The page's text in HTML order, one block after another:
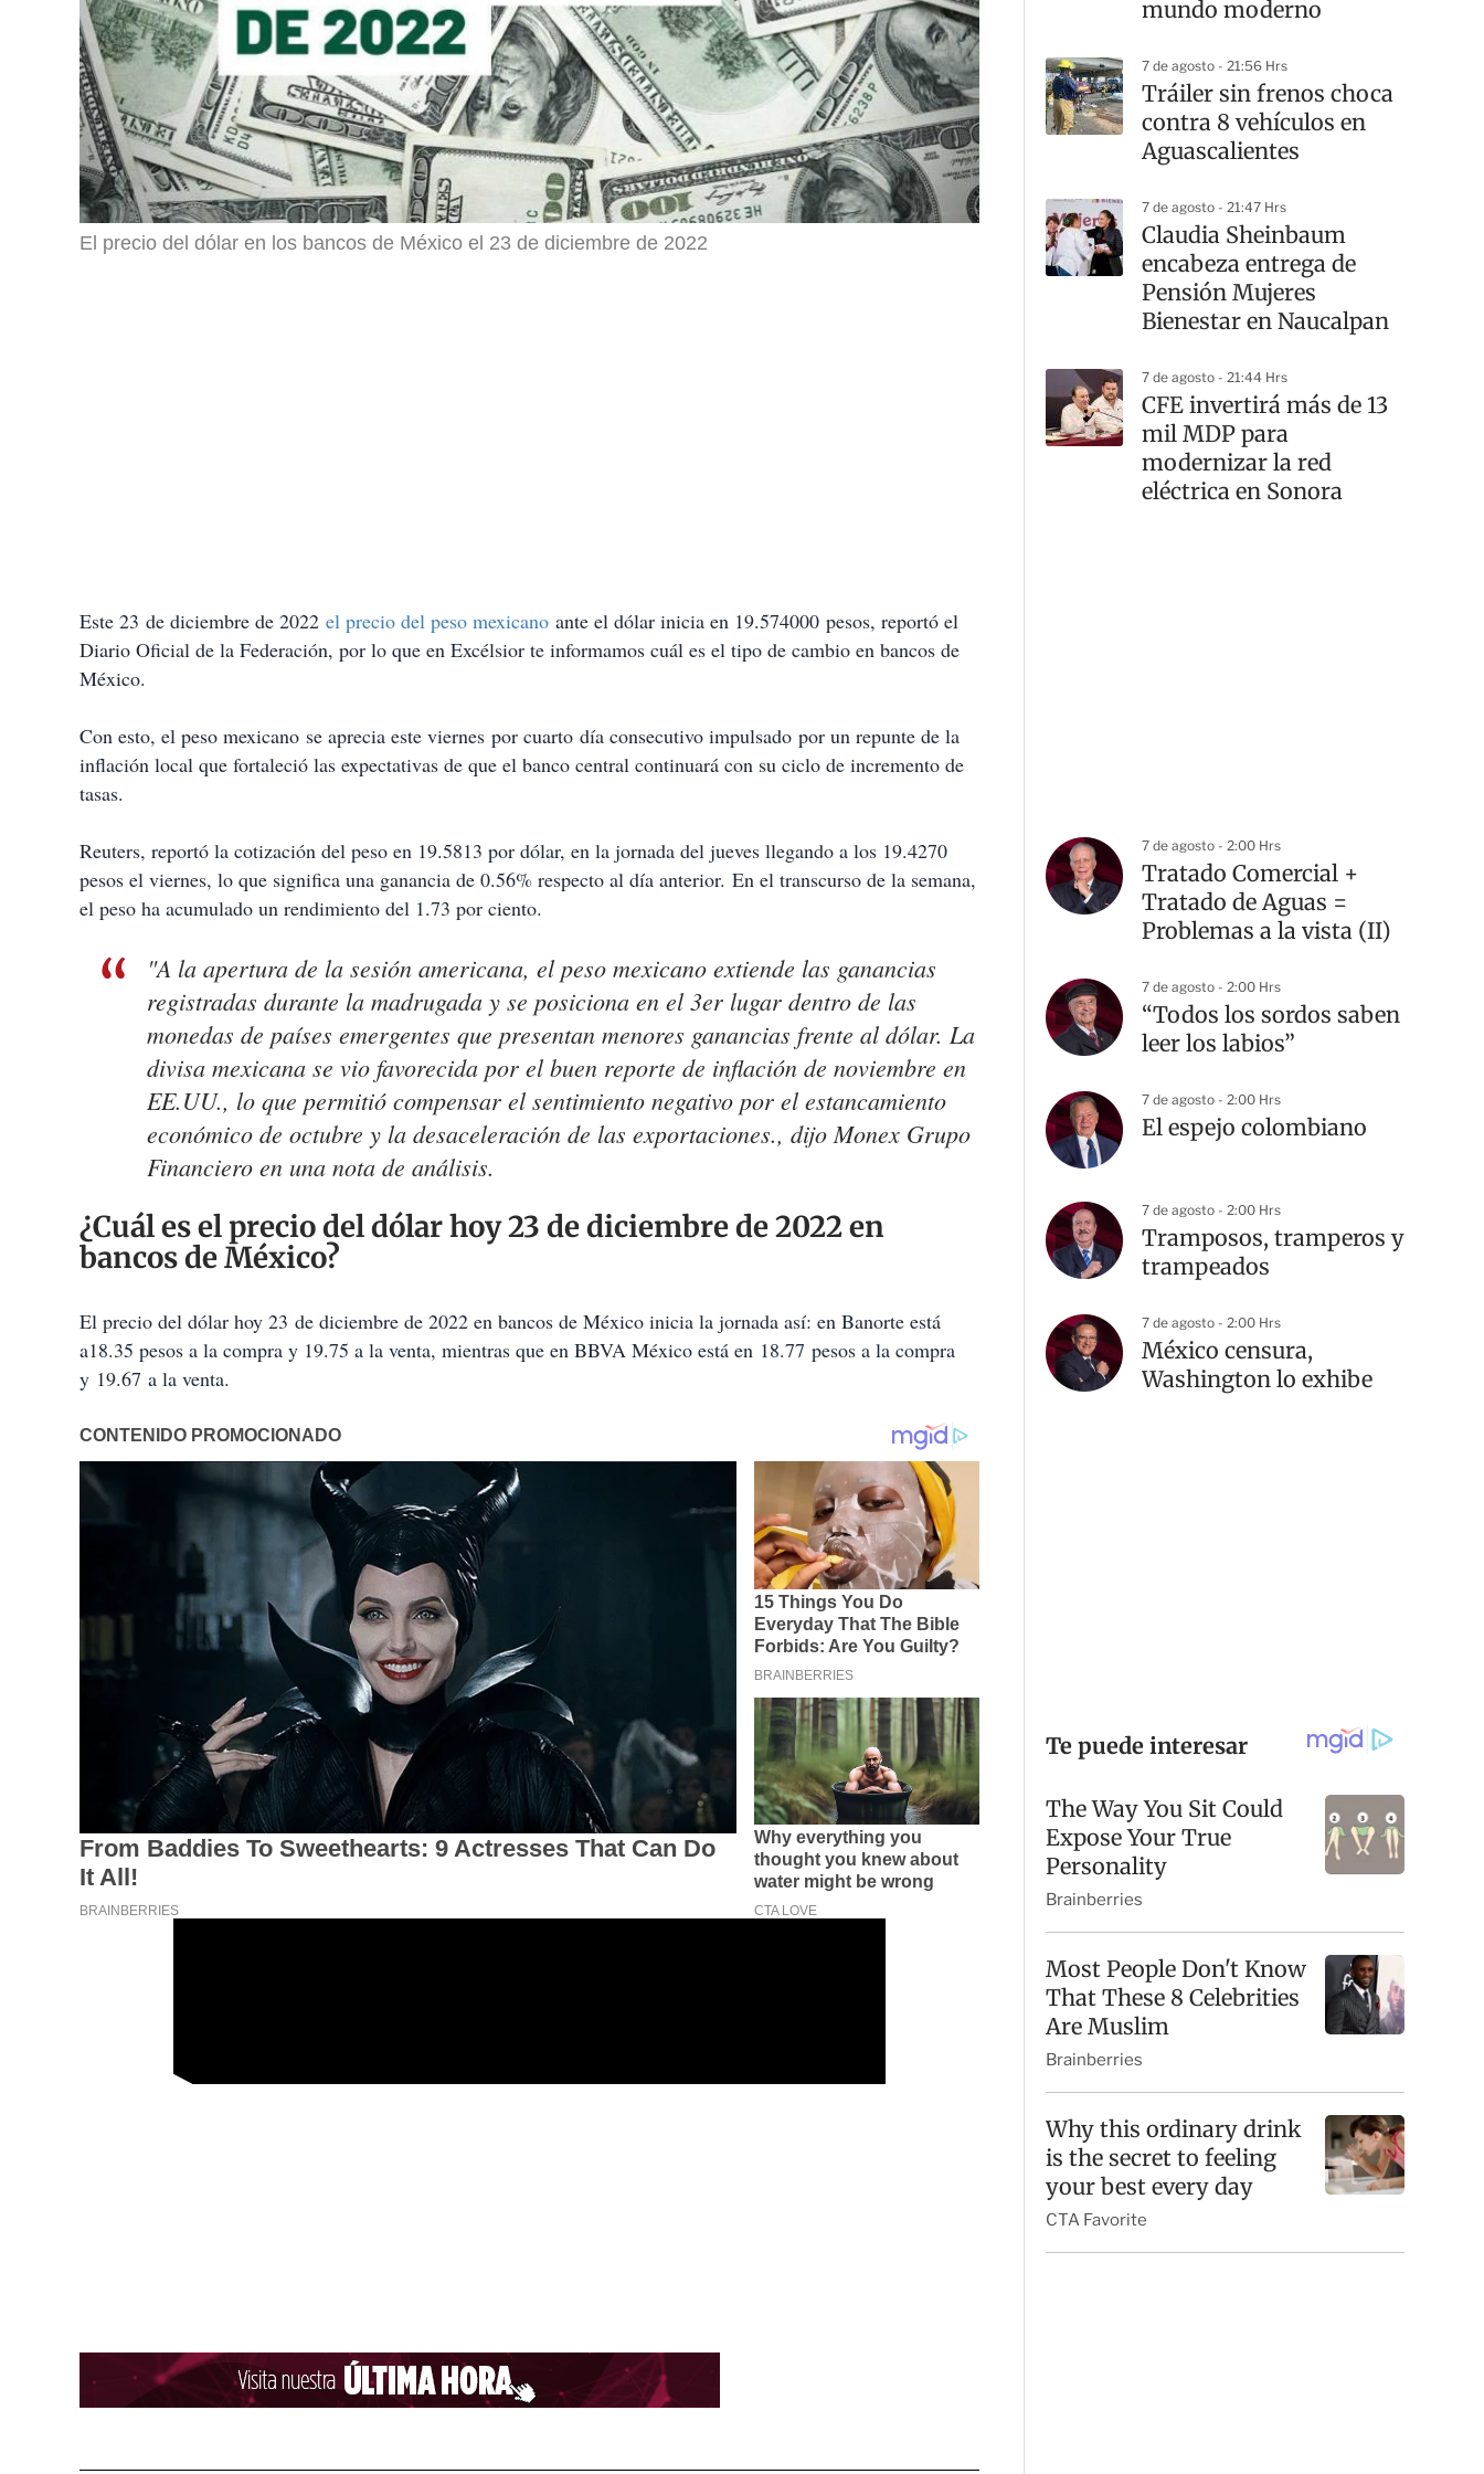
El precio del dólar en los bancos de México el 23 de diciembre de 2022
Este 23 de diciembre de 2022 el precio del peso mexicano ante el dólar inicia en 19.574000 pesos, reportó el
Diario Oficial de la Federación, por lo que en Excélsior te informamos cuál es el tipo de cambio en bancos de
México.
Con esto, el peso mexicano se aprecia este viernes por cuarto día consecutivo impulsado por un repunte de la
inflación local que fortaleció las expectativas de que el banco central continuará con su ciclo de incremento de
tasas.
Reuters, reportó la cotización del peso en 19.5813 por dólar, en la jornada del jueves llegando a los 19.4270
pesos el viernes, lo que significa una ganancia de 0.56% respecto al día anterior. En el transcurso de la semana,
el peso ha acumulado un rendimiento del 1.73 por ciento.
"A la apertura de la sesión americana, el peso mexicano extiende las ganancias
registradas durante la madrugada y se posiciona en el 3er lugar dentro de las
monedas de países emergentes que presentan menores ganancias frente al dólar. La
divisa mexicana se vio favorecida por el buen reporte de inflación de noviembre en
EE.UU., lo que permitió compensar el sentimiento negativo por el estancamiento
económico de octubre y la desaceleración de las exportaciones., dijo Monex Grupo
Financiero en una nota de análisis.
​​¿Cuál es el precio del dólar hoy 23 de diciembre de 2022 en
bancos de México?
El precio del dólar hoy 23 de diciembre de 2022 en bancos de México inicia la jornada así: en Banorte está
a18.35 pesos a la compra y 19.75 a la venta, mientras que en BBVA México está en 18.77 pesos a la compra
y 19.67 a la venta.
mundo moderno
7 de agosto - 21:56 Hrs
Tráiler sin frenos choca
contra 8 vehículos en
Aguascalientes
7 de agosto - 21:47 Hrs
Claudia Sheinbaum
encabeza entrega de
Pensión Mujeres
Bienestar en Naucalpan
7 de agosto - 21:44 Hrs
CFE invertirá más de 13
mil MDP para
modernizar la red
eléctrica en Sonora
7 de agosto - 2:00 Hrs
Tratado Comercial +
Tratado de Aguas =
Problemas a la vista (II)
7 de agosto - 2:00 Hrs
“Todos los sordos saben
leer los labios”
7 de agosto - 2:00 Hrs
El espejo colombiano
7 de agosto - 2:00 Hrs
Tramposos, tramperos y
trampeados
7 de agosto - 2:00 Hrs
México censura,
Washington lo exhibe